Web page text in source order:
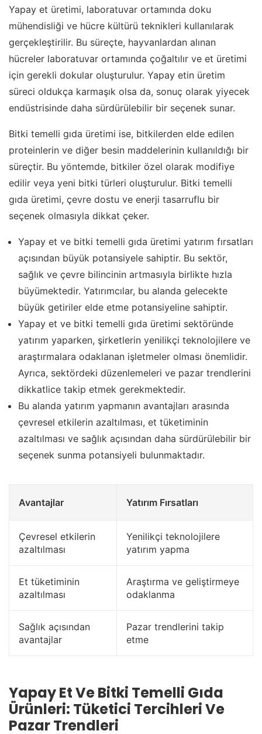
Yapay et üretimi, laboratuvar ortamında doku
mühendisliği ve hücre kültürü teknikleri kullanılarak
gerçekleştirilir. Bu süreçte, hayvanlardan alınan
hücreler laboratuvar ortamında çoğaltılır ve et üretimi
için gerekli dokular oluşturulur. Yapay etin üretim
süreci oldukça karmaşık olsa da, sonuç olarak yiyecek
endüstrisinde daha sürdürülebilir bir seçenek sunar.
Bitki temelli gıda üretimi ise, bitkilerden elde edilen
proteinlerin ve diğer besin maddelerinin kullanıldığı bir
süreçtir. Bu yöntemde, bitkiler özel olarak modifiye
edilir veya yeni bitki türleri oluşturulur. Bitki temelli
gıda üretimi, çevre dostu ve enerji tasarruflu bir
seçenek olmasıyla dikkat çeker.
Yapay et ve bitki temelli gıda üretimi yatırım fırsatları
açısından büyük potansiyele sahiptir. Bu sektör,
sağlık ve çevre bilincinin artmasıyla birlikte hızla
büyümektedir. Yatırımcılar, bu alanda gelecekte
büyük getiriler elde etme potansiyeline sahiptir.
Yapay et ve bitki temelli gıda üretimi sektöründe
yatırım yaparken, şirketlerin yenilikçi teknolojilere ve
araştırmalara odaklanan işletmeler olması önemlidir.
Ayrıca, sektördeki düzenlemeleri ve pazar trendlerini
dikkatlice takip etmek gerekmektedir.
Bu alanda yatırım yapmanın avantajları arasında
çevresel etkilerin azaltılması, et tüketiminin
azaltılması ve sağlık açısından daha sürdürülebilir bir
seçenek sunma potansiyeli bulunmaktadır.
Avantajlar Yatırım Fırsatları
Çevresel etkilerin
azaltılması
Yenilikçi teknolojilere
yatırım yapma
Et tüketiminin
azaltılması
Araştırma ve geliştirmeye
odaklanma
Sağlık açısından
avantajlar
Pazar trendlerini takip
etme
Yapay Et Ve Bitki Temelli Gıda
Ürünleri: Tüketici Tercihleri Ve
Pazar Trendleri